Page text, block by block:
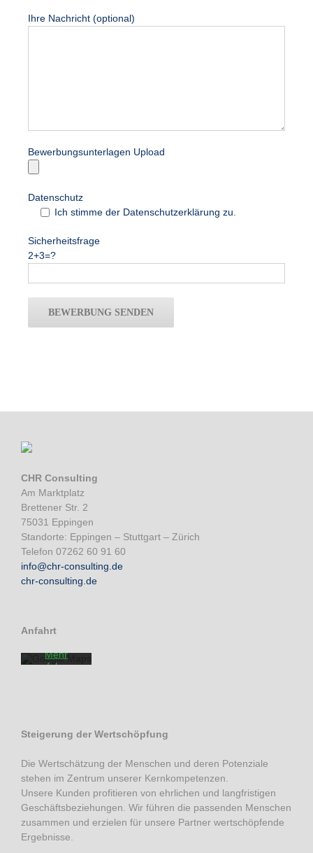
Ihre Nachricht (optional)
Bewerbungsunterlagen Upload
Datenschutz
Ich stimme der Datenschutzerklärung zu.
Sicherheitsfrage
2+3=?
CHR Consulting
Am Marktplatz
Brettener Str. 2
75031 Eppingen
Standorte: Eppingen – Stuttgart – Zürich
Telefon 07262 60 91 60
info@chr-consulting.de
chr-consulting.de
Anfahrt
Laden der
Karte
von
Mehr
erfahren
Google
Steigerung der Wertschöpfung
Die Wertschätzung der Menschen und deren Potenziale
stehen im Zentrum unserer Kernkompetenzen.
Unsere Kunden profitieren von ehrlichen und langfristigen
Geschäftsbeziehungen. Wir führen die passenden Menschen
zusammen und erzielen für unsere Partner wertschöpfende
Ergebnisse.